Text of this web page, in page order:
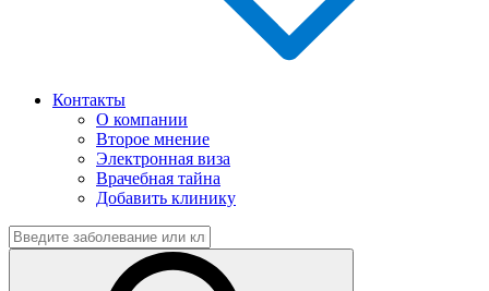
Контакты
О компании
Второе мнение
Электронная виза
Врачебная тайна
Добавить клинику